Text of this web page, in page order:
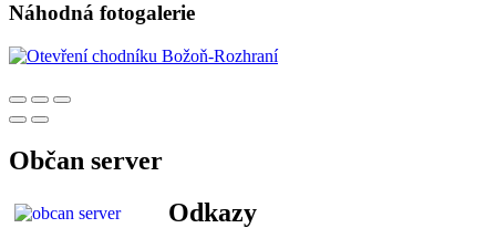
Náhodná fotogalerie
Občan server
Odkazy